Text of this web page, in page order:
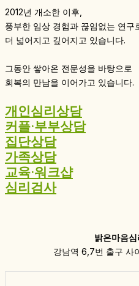
2012년 개소한 이후,
풍부한 임상 경험과 끊임없는 연구
더 넓어지고 깊어지고 있습니다.
그동안 쌓아온 전문성을 바탕으로
회복의 만남을 이어가고 있습니다.
개인심리상담
커플·부부상담
집단상담
가족상담
교육·워크샵
심리검사
밝은마음
강남역 6,7번 출구 사